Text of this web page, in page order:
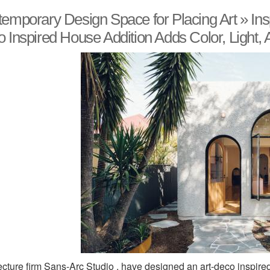
Design Space for Placing Art »
Inspired House Addition Adds Color, Light,
firm Sans-Arc Studio , have designed an art-deco